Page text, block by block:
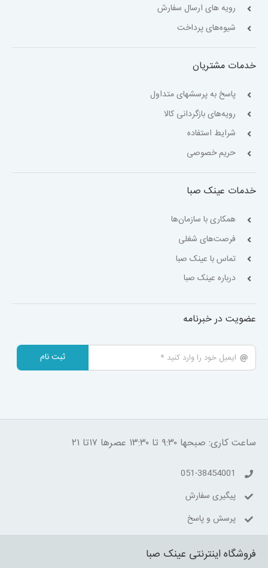
رویه های ارسال سفارش
شیوه‌های پرداخت
خدمات مشتریان
پاسخ به پرسشهای متداول
رویه‌های بازگردانی کالا
شرایط استفاده
حریم خصوصی
خدمات عینک صبا
همکاری با سازمان‌ها
فرصت‌های شغلی
تماس با عینک صبا
درباره عینک صبا
عضویت در خبرنامه
ثبت نام
ساعت کاری: صبحها ۹:۳۰ تا ۱۳:۳۰ عصرها ۱۷تا ۲۱
051-38454001
پیگیری سفارش
پرسش و پاسخ
فروشگاه اینترنتی عینک صبا